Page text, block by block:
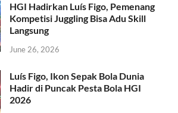
HGI Hadirkan Luís Figo, Pemenang
Kompetisi Juggling Bisa Adu Skill
Langsung
June 26, 2026
Luís Figo, Ikon Sepak Bola Dunia
Hadir di Puncak Pesta Bola HGI
2026